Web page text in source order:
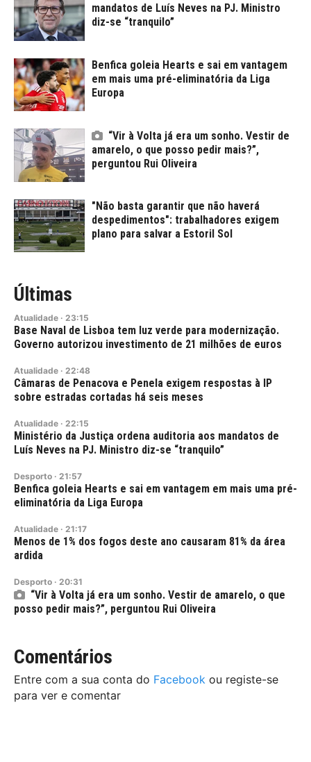
mandatos de Luís Neves na PJ. Ministro
diz-se “tranquilo”
Benfica goleia Hearts e sai em vantagem
em mais uma pré-eliminatória da Liga
Europa
“Vir à Volta já era um sonho. Vestir de
amarelo, o que posso pedir mais?”,
perguntou Rui Oliveira
"Não basta garantir que não haverá
despedimentos": trabalhadores exigem
plano para salvar a Estoril Sol
Últimas
Atualidade · 23:15
Base Naval de Lisboa tem luz verde para modernização.
Governo autorizou investimento de 21 milhões de euros
Atualidade · 22:48
Câmaras de Penacova e Penela exigem respostas à IP
sobre estradas cortadas há seis meses
Atualidade · 22:15
Ministério da Justiça ordena auditoria aos mandatos de
Luís Neves na PJ. Ministro diz-se “tranquilo”
Desporto · 21:57
Benfica goleia Hearts e sai em vantagem em mais uma pré-
eliminatória da Liga Europa
Atualidade · 21:17
Menos de 1% dos fogos deste ano causaram 81% da área
ardida
Desporto · 20:31
“Vir à Volta já era um sonho. Vestir de amarelo, o que
posso pedir mais?”, perguntou Rui Oliveira
Comentários
Entre com a sua conta do Facebook ou registe-se
para ver e comentar